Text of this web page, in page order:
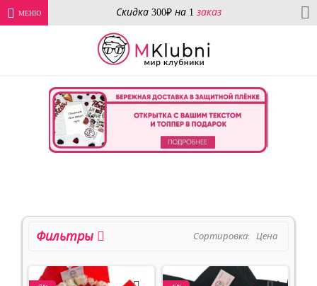
МЕНЮ Скидка 300₽ на 1заказ
Фильтры Сортировка: Цена